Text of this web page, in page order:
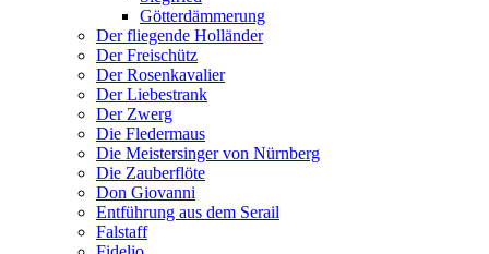
Götterdämmerung
Der fliegende Holländer
Der Freischütz
Der Rosenkavalier
Der Liebestrank
Der Zwerg
Die Fledermaus
Die Meistersinger von Nürnberg
Die Zauberflöte
Don Giovanni
Entführung aus dem Serail
Falstaff